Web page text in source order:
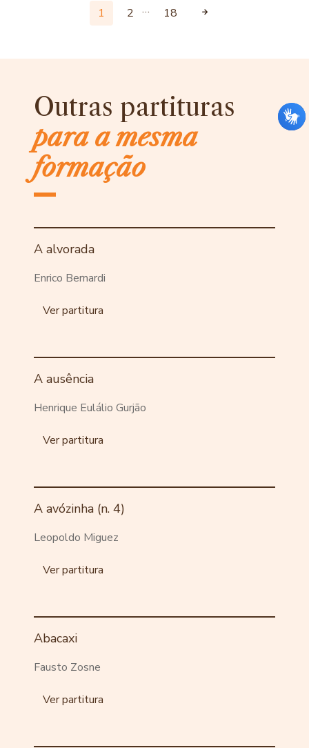
1 2 … 18
Outras partituras
para a mesma
formação
A alvorada
Enrico Bernardi
Ver partitura
A ausência
Henrique Eulálio Gurjão
Ver partitura
A avózinha (n. 4)
Leopoldo Miguez
Ver partitura
Abacaxi
Fausto Zosne
Ver partitura